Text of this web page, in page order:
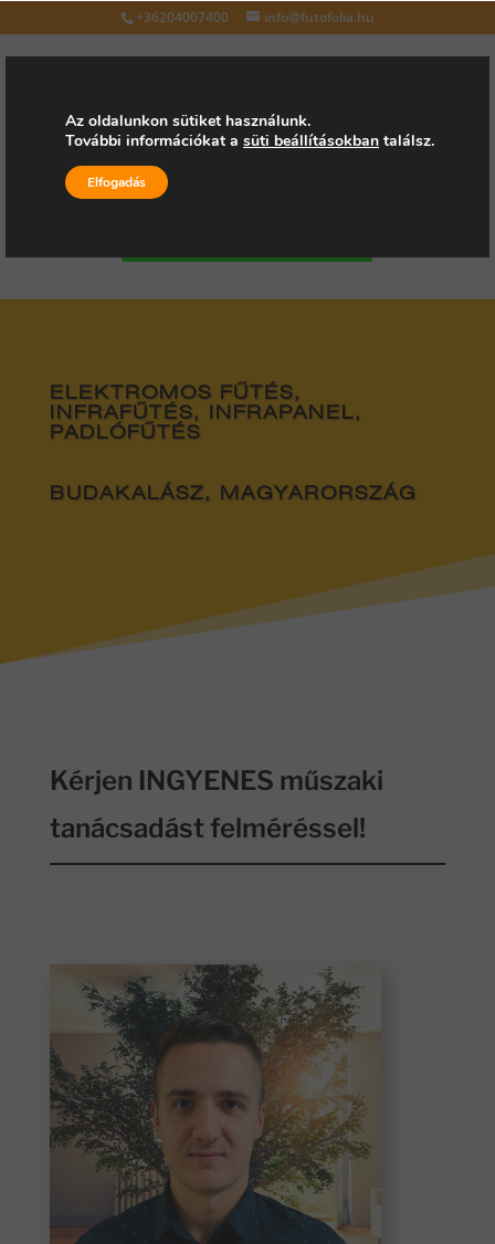
+36204007400 info@futofolia.hu
Válasszon oldalt
ELEKTROMOS FŰTÉS,
INFRAFŰTÉS, INFRAPANEL,
PADLÓFŰTÉS
BUDAKALÁSZ, MAGYARORSZÁG
Kérjen INGYENES műszaki
tanácsadást felméréssel!
Az oldalunkon sütiket használunk.
További információkat a süti beállításokban találsz.
Elfogadás